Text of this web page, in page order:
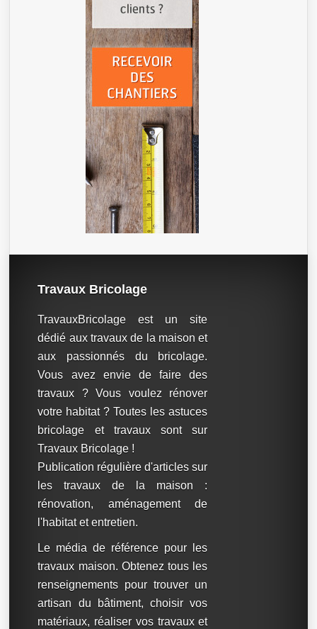
Travaux Bricolage
TravauxBricolage est un site
dédié aux travaux de la maison et
aux passionnés du bricolage.
Vous avez envie de faire des
travaux ? Vous voulez rénover
votre habitat ? Toutes les astuces
bricolage et travaux sont sur
Travaux Bricolage !
Publication régulière d'articles sur
les travaux de la maison :
rénovation, aménagement de
l'habitat et entretien.
Le média de référence pour les
travaux maison. Obtenez tous les
renseignements pour trouver un
artisan du bâtiment, choisir vos
matériaux, réaliser vos travaux et